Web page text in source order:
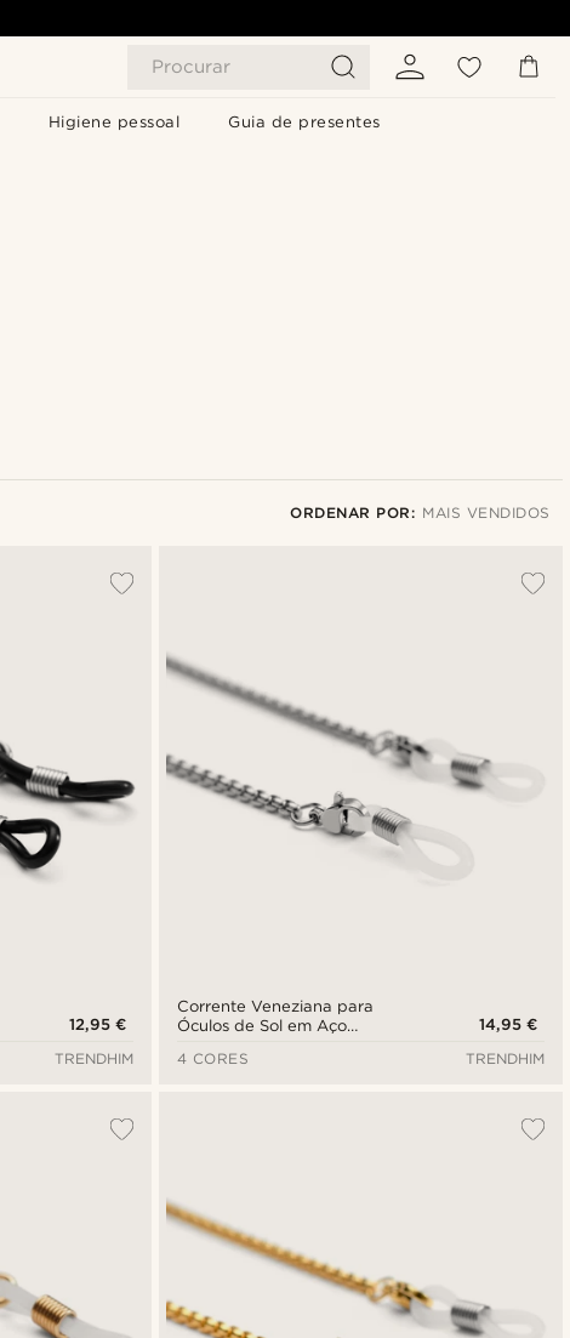
Procurar
Higiene pessoal Guia de presentes
ORDENAR POR: MAIS VENDIDOS
12,95 €
TRENDHIM
Corrente Veneziana para
Óculos de Sol em Aço
14,95 €
4 CORES
TRENDHIM